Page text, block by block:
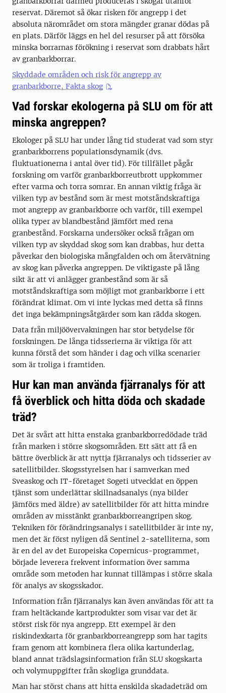
reservat. Däremot så ökar risken för angrepp i det
absoluta närområdet om stora mängder granar dödas på
en plats. Därför läggs en hel del resurser på att försöka
minska borrarnas förökning i reservat som drabbats hårt
av granbarkborrar.
Skyddade områden och risk för angrepp av
granbarkborre, Fakta skog
Vad forskar ekologerna på SLU om för att
minska angreppen?
Ekologer på SLU har under lång tid studerat vad som styr
granbarkborrens populationsdynamik (dvs.
fluktuationerna i antal över tid). För tillfället pågår
forskning om varför granbarkborreutbrott uppkommer
efter varma och torra somrar. En annan viktig fråga är
vilken typ av bestånd som är mest motståndskraftiga
mot angrepp av granbarkborre och varför, till exempel
olika typer av blandbestånd jämfört med rena
granbestånd. Forskarna undersöker också frågan om
vilken typ av skyddad skog som kan drabbas, hur detta
påverkar den biologiska mångfalden och om återvätning
av skog kan påverka angreppen. De viktigaste på lång
sikt är att vi anlägger granbestånd som är så
motståndskraftiga som möjligt mot granbarkborre i ett
förändrat klimat. Om vi inte lyckas med detta så finns
det inga bekämpningsåtgärder som kan rädda skogen.
Data från miljöövervakningen har stor betydelse för
forskningen. De långa tidsserierna är viktiga för att
kunna förstå det som händer i dag och vilka scenarier
som är troliga i framtiden.
Hur kan man använda fjärranalys för att
få överblick och hitta döda och skadade
träd?
Det är svårt att hitta enstaka granbarkborredödade träd
från marken i större skogsområden. Ett sätt att få en
bättre överblick är att nyttja fjärranalys och tidsserier av
satellitbilder. Skogsstyrelsen har i samverkan med
Sveaskog och IT-företaget Sogeti utvecklat en öppen
tjänst som underlättar skillnadsanalys (nya bilder
jämförs med äldre) av satellitbilder för att hitta mindre
områden av misstänkt granbarkborreangripen skog.
Tekniken för förändringsanalys i satellitbilder är inte ny,
men det är först nyligen då Sentinel 2-satelliterna, som
är en del av det Europeiska Copernicus-programmet,
började leverera frekvent information över samma
område som metoden har kunnat tillämpas i större skala
för analys av skogsskador.
Information från fjärranalys kan även användas för att ta
fram heltäckande kartprodukter som visar var det är
störst risk för nya angrepp. Ett exempel är den
riskindexkarta för granbarkborreangrepp som har tagits
fram genom att kombinera flera olika kartunderlag,
bland annat trädslagsinformation från SLU skogskarta
och volymuppgifter från skogliga grunddata.
Man har störst chans att hitta enskilda skadadeträd om